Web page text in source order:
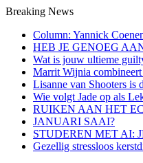
Breaking News
Column: Yannick
HEB JE GENOEG
Wat is jouw ultieme
Marrit Wijnia
Lisanne van Shooters is
Wie volgt Jade op als
RUIKEN AAN HET
JANUARI SAAI?
STUDEREN MET AI:
Gezellig stressloos